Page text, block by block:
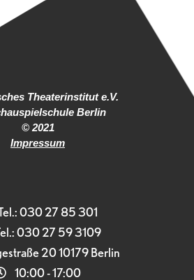
Theaterinstitut e.V.
Berlin
© 2021
Impressum
030 27 85 301
030 27 59 3109
20 10179 Berlin
10:00 - 17:00